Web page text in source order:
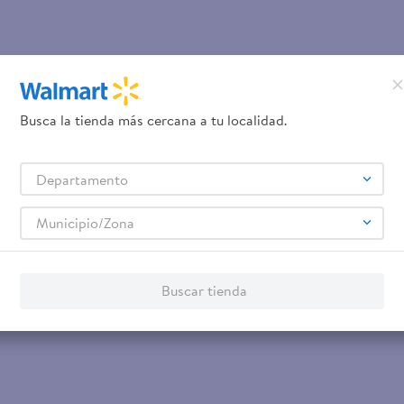
Busca la tienda más cercana a tu localidad.
Departamento
Municipio/Zona
Buscar tienda